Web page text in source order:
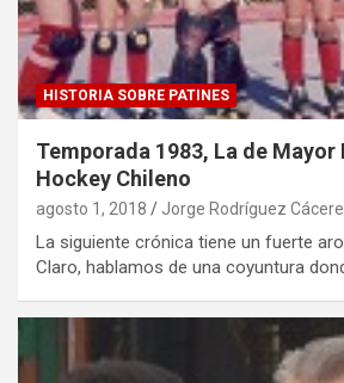
HISTORIA SOBRE PATINES
Temporada 1983, La de Mayor
Hockey Chileno
agosto 1, 2018 Jorge Rodríguez
La siguiente crónica tiene un fuerte
Claro, hablamos de una coyuntura